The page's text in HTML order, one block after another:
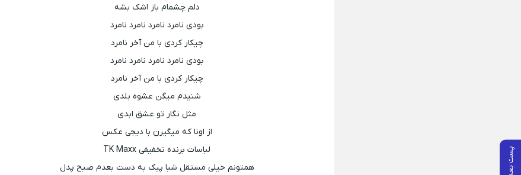
پست بعدی
دلم چشمام باز اشک بشه
بودی نامرد نامرد نامرد نامرد
چیکار کردی با من آخر نامرد
بودی نامرد نامرد نامرد نامرد
چیکار کردی با من آخر نامرد
شنیدم میگن عشوه بلدی
مثل نگار تو عشق ابدی
از اونا که میگیرن با دیجی عکس
لباسات برنده تخفیفی TK Maxx
همتونم خیلی مستقل شبا پیک به دست بعدم صبح پدل